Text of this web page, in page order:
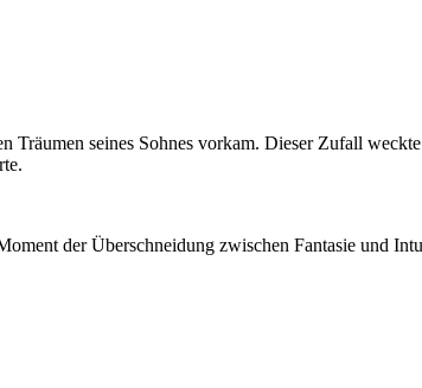
Träumen seines Sohnes vorkam. Dieser Zufall
der Überschneidung zwischen Fantasie und